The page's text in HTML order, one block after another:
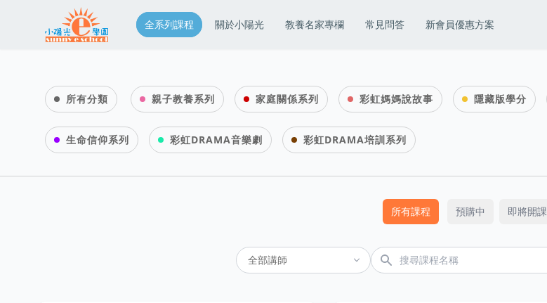
全系列課程 關於小陽光 教養名家專欄 常見問答 新會員優惠方案
所有分類 親子教養系列 家庭關係系列 彩虹媽媽說故事 隱藏版學分
生命信仰系列 彩虹DRAMA音樂劇 彩虹DRAMA培訓系列
所有課程 預購中 即將開課